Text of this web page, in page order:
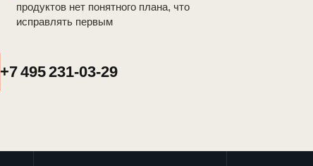
продуктов нет понятного плана, что
исправлять первым
+7 495 231-03-29